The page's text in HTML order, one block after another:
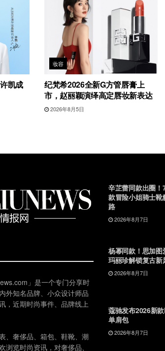
凯成
妆容
纪梵希2026全新G方管唇膏上
市，赵丽颖演绎高定唇妆新表达
2026年8月5日
」是一个专门分享时
外知名品牌、小众设计师品
，近期时尚事件、品牌线上
、奢侈品、箱包、鞋靴、潮
览时尚资讯，对奢侈品、
辛芷蕾同款出圈
款冒险小姐骑士
路
2026年8月7日
杨幂同款！思加图
玛丽珍解锁复古新
2026年8月7日
蔻驰发布2026新
单肩包
2026年8月7日